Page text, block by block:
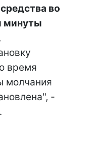
во
минуты
время
молчания
-